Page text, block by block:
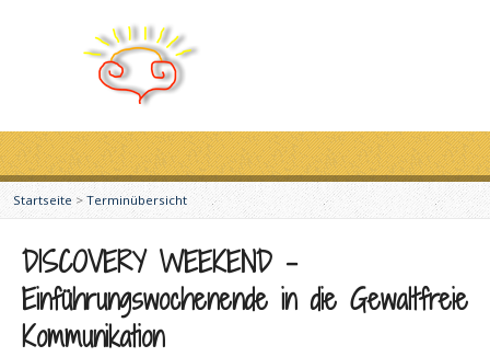
Startseite>Terminübersicht
DISCOVERY WEEKEND –
Einführungswochenende in die Gewaltfreie
Kommunikation